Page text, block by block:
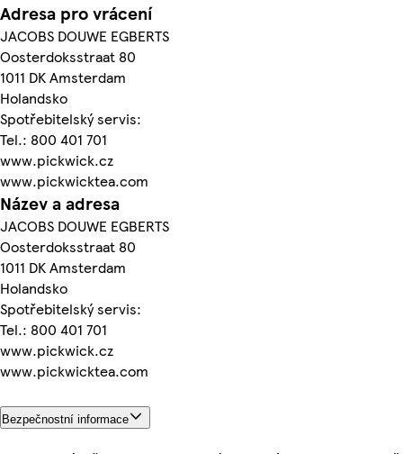
Adresa pro vrácení
JACOBS DOUWE EGBERTS
Oosterdoksstraat 80
1011 DK Amsterdam
Holandsko
Spotřebitelský servis:
Tel.: 800 401 701
www.pickwick.cz
www.pickwicktea.com
Název a adresa
JACOBS DOUWE EGBERTS
Oosterdoksstraat 80
1011 DK Amsterdam
Holandsko
Spotřebitelský servis:
Tel.: 800 401 701
www.pickwick.cz
www.pickwicktea.com
Bezpečnostní informace